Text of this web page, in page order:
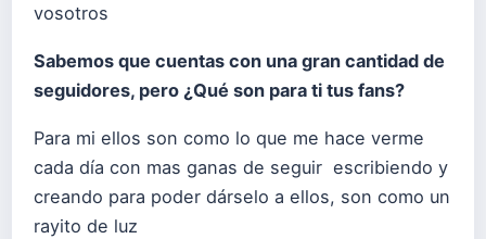
vosotros
Sabemos que cuentas con una gran cantidad de
seguidores, pero ¿Qué son para ti tus fans?
Para mi ellos son como lo que me hace verme
cada día con mas ganas de seguir escribiendo y
creando para poder dárselo a ellos, son como un
rayito de luz